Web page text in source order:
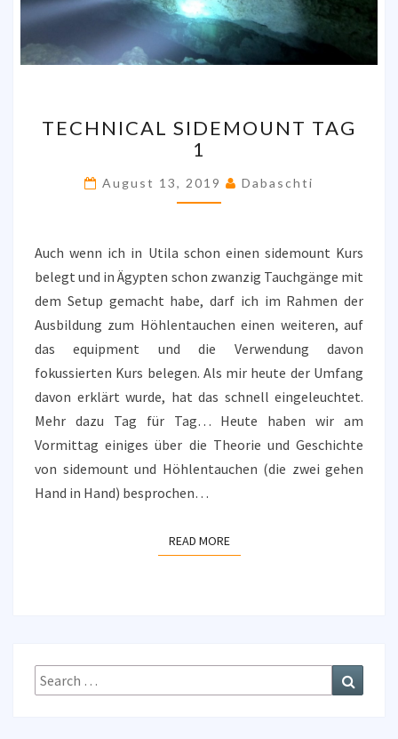
SIDEMOUNT
TAG
TECHNICAL SIDEMOUNT TAG
1
August 13, 2019 Dabaschti
Auch wenn ich in Utila schon einen sidemount Kurs
belegt und in Ägypten schon zwanzig Tauchgänge mit
dem Setup gemacht habe, darf ich im Rahmen der
Ausbildung zum Höhlentauchen einen weiteren, auf
das equipment und die Verwendung davon
fokussierten Kurs belegen. Als mir heute der Umfang
davon erklärt wurde, hat das schnell eingeleuchtet.
Mehr dazu Tag für Tag… Heute haben wir am
Vormittag einiges über die Theorie und Geschichte
von sidemount und Höhlentauchen (die zwei gehen
Hand in Hand) besprochen…
READ MOREREAD MORE
Search
for: